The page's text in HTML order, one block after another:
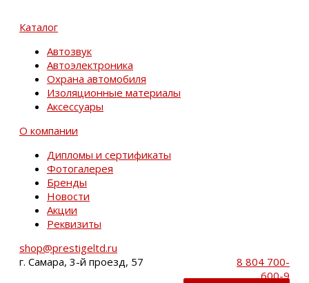
Каталог
Автозвук
Автоэлектроника
Охрана автомобиля
Изоляционные материалы
Аксессуары
О компании
Дипломы и сертификаты
Фотогалерея
Бренды
Новости
Акции
Реквизиты
shop@prestigeltd.ru
г. Самара, 3-й проезд, 57
8 804 700-
600-9